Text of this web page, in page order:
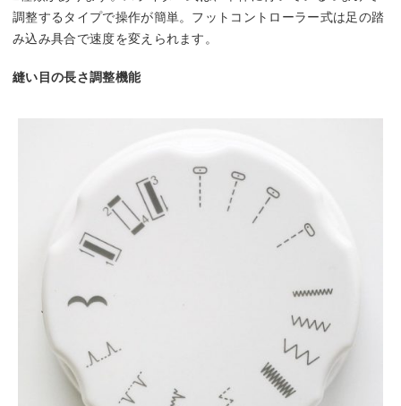
調整するタイプで操作が簡単。フットコントローラー式は足の踏
み込み具合で速度を変えられます。
縫い目の長さ調整機能